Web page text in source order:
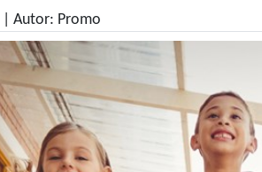
| Autor: Promo